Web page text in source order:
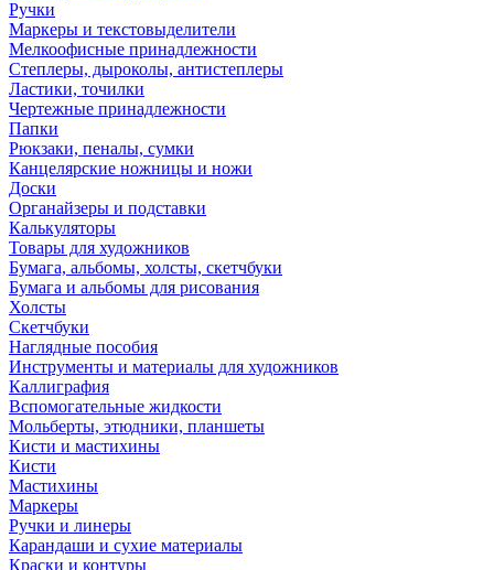
Ручки
Маркеры и текстовыделители
Мелкоофисные принадлежности
Степлеры, дыроколы, антистеплеры
Ластики, точилки
Чертежные принадлежности
Папки
Рюкзаки, пеналы, сумки
Канцелярские ножницы и ножи
Доски
Органайзеры и подставки
Калькуляторы
Товары для художников
Бумага, альбомы, холсты, скетчбуки
Бумага и альбомы для рисования
Холсты
Скетчбуки
Наглядные пособия
Инструменты и материалы для художников
Каллиграфия
Вспомогательные жидкости
Мольберты, этюдники, планшеты
Кисти и мастихины
Кисти
Мастихины
Маркеры
Ручки и линеры
Карандаши и сухие материалы
Краски и контуры